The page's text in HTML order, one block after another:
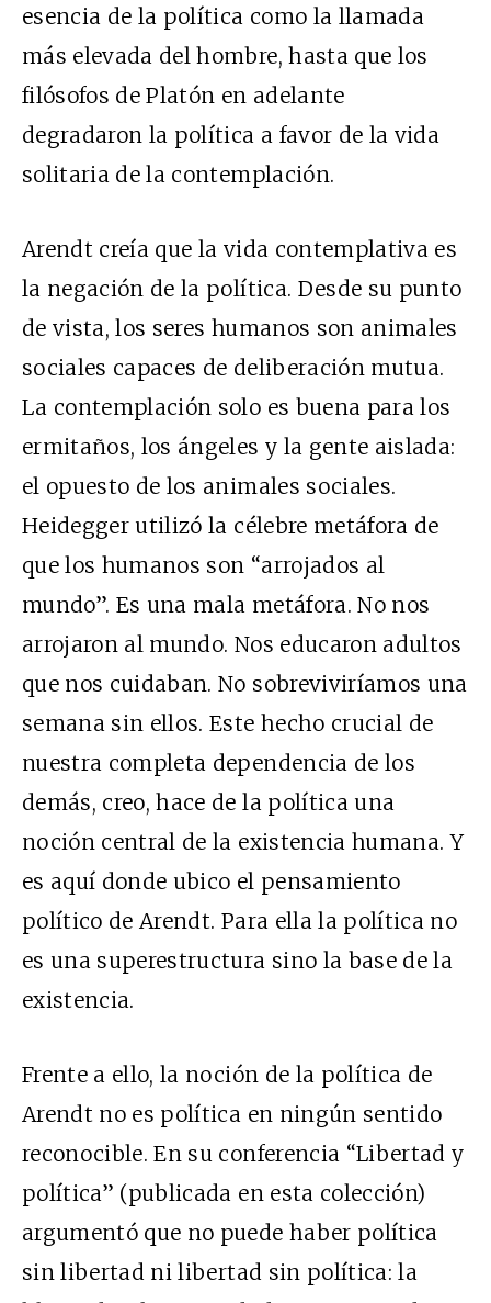
esencia de la política como la llamada
más elevada del hombre, hasta que los
filósofos de Platón en adelante
degradaron la política a favor de la vida
solitaria de la contemplación.
Arendt creía que la vida contemplativa es
la negación de la política. Desde su punto
de vista, los seres humanos son animales
sociales capaces de deliberación mutua.
La contemplación solo es buena para los
ermitaños, los ángeles y la gente aislada:
el opuesto de los animales sociales.
Heidegger utilizó la célebre metáfora de
que los humanos son “arrojados al
mundo”. Es una mala metáfora. No nos
arrojaron al mundo. Nos educaron adultos
que nos cuidaban. No sobreviviríamos una
semana sin ellos. Este hecho crucial de
nuestra completa dependencia de los
demás, creo, hace de la política una
noción central de la existencia humana. Y
es aquí donde ubico el pensamiento
político de Arendt. Para ella la política no
es una superestructura sino la base de la
existencia.
Frente a ello, la noción de la política de
Arendt no es política en ningún sentido
reconocible. En su conferencia “Libertad y
política” (publicada en esta colección)
argumentó que no puede haber política
sin libertad ni libertad sin política: la